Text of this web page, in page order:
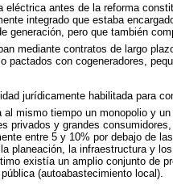
eléctrica antes de la reforma
integrado que estaba
generación, pero que también
mediante contratos de largo
pactados con cogeneradores,
jurídicamente habilitada para
mismo tiempo un monopolio y un
privados y grandes
entre 5 y 10% por debajo de
planeación, la infraestructura y
existía un amplio conjunto de
(autoabastecimiento local).